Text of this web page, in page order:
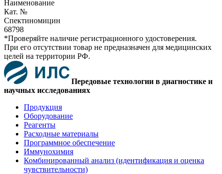
Наименование
Кат. №
Спектиномицин
68798
*Проверяйте наличие регистрационного удостоверения.
При его отсутствии товар не предназначен для медицинских
целей на территории РФ.
Передовые технологии в диагностике и
научных исследованиях
Продукция
Оборудование
Реагенты
Расходные материалы
Программное обеспечение
Иммунохимия
Комбинированный анализ (идентификация и оценка
чувствительности)